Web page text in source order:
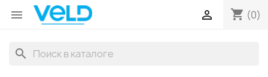
 shopping_cart (0)

search